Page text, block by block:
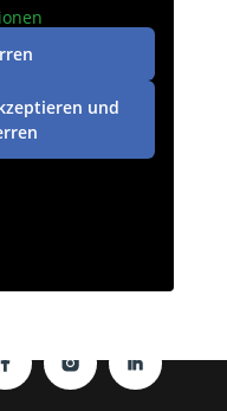
und
| © perey-medien